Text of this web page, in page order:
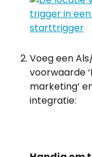
Voeg een
voorwaarde
marketing’
integratie: